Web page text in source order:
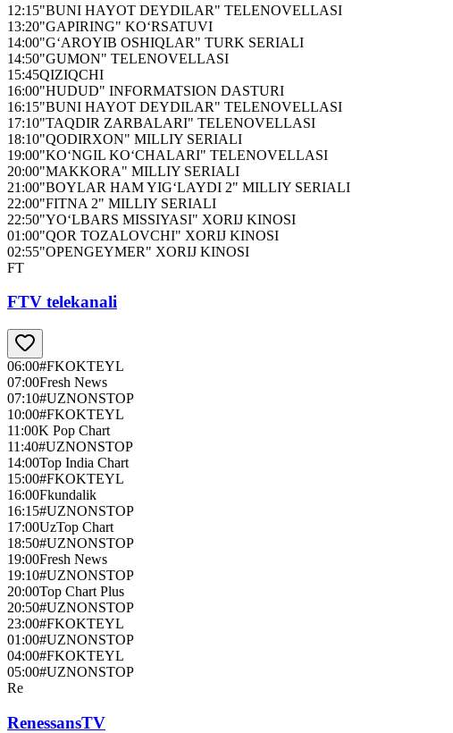
12:15"BUNI HAYOT DEYDILAR" TELENOVELLASI
13:20"GAPIRING" KO‘RSATUVI
14:00"G‘AROYIB OSHIQLAR" TURK SERIALI
14:50"GUMON" TELENOVELLASI
15:45QIZIQCHI
16:00"HUDUD" INFORMATSION DASTURI
16:15"BUNI HAYOT DEYDILAR" TELENOVELLASI
17:10"TAQDIR ZARBALARI" TELENOVELLASI
18:10"QODIRXON" MILLIY SERIALI
19:00"KO‘NGIL KO‘CHALARI" TELENOVELLASI
20:00"MAKKORA" MILLIY SERIALI
21:00"BOYLAR HAM YIG‘LAYDI 2" MILLIY SERIALI
22:00"FITNA 2" MILLIY SERIALI
22:50"YO‘LBARS MISSIYASI" XORIJ KINOSI
01:00"QOR TOZALOVCHI" XORIJ KINOSI
02:55"OPENGEYMER" XORIJ KINOSI
FT
FTV telekanali
06:00#FKOKTEYL
07:00Fresh News
07:10#UZNONSTOP
10:00#FKOKTEYL
11:00K Pop Chart
11:40#UZNONSTOP
14:00Top India Chart
15:00#FKOKTEYL
16:00Fkundalik
16:15#UZNONSTOP
17:00UzTop Chart
18:50#UZNONSTOP
19:00Fresh News
19:10#UZNONSTOP
20:00Top Chart Plus
20:50#UZNONSTOP
23:00#FKOKTEYL
01:00#UZNONSTOP
04:00#FKOKTEYL
05:00#UZNONSTOP
Re
RenessansTV